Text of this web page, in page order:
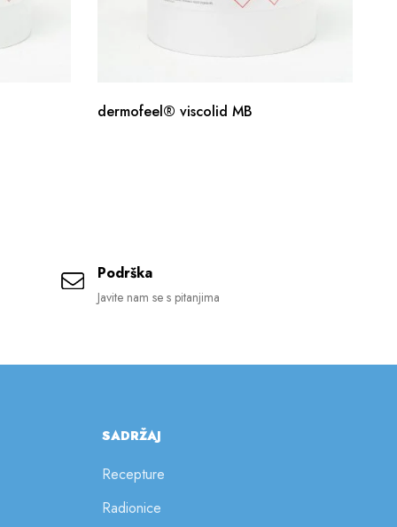
dermofeel® viscolid MB
Podrška
Javite nam se s pitanjima
SADRŽAJ
Recepture
Radionice